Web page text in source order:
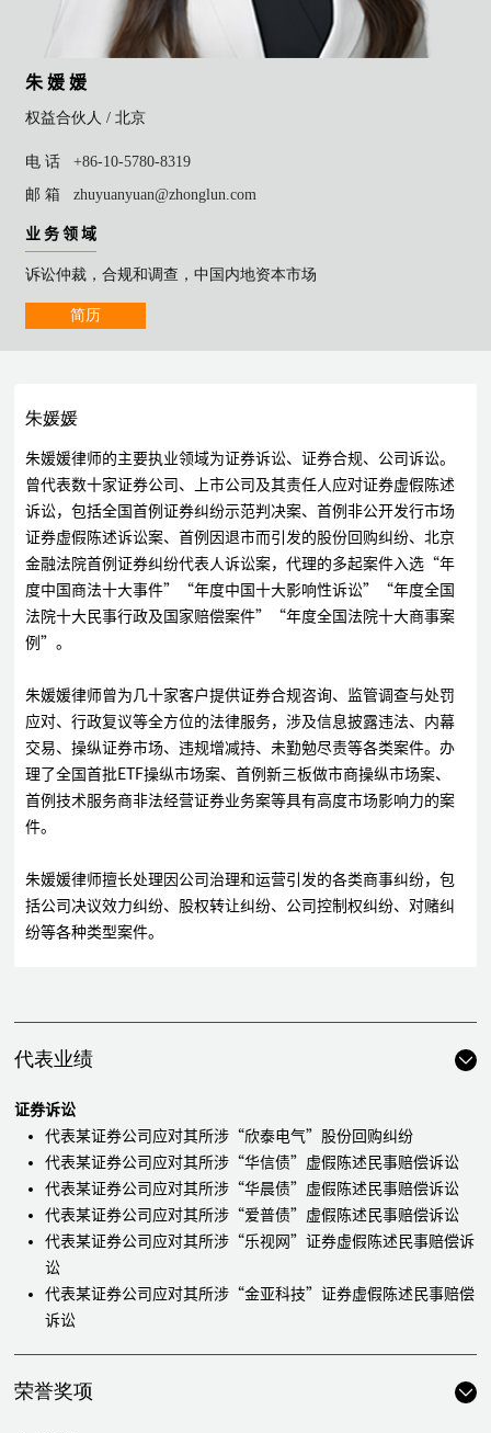
朱 媛 媛
权益合伙人 /北京
电 话
+86-10-5780-8319
邮 箱
zhuyuanyuan@zhonglun.com
业 务 领 域
诉讼仲裁，合规和调查，中国内地资本市场
简历
朱媛媛
朱媛媛律师的主要执业领域为证券诉讼、证券合规、公司诉讼。
曾代表数十家证券公司、上市公司及其责任人应对证券虚假陈述
诉讼，包括全国首例证券纠纷示范判决案、首例非公开发行市场
证券虚假陈述诉讼案、首例因退市而引发的股份回购纠纷、北京
金融法院首例证券纠纷代表人诉讼案，代理的多起案件入选“年
度中国商法十大事件”“年度中国十大影响性诉讼”“年度全国
法院十大民事行政及国家赔偿案件”“年度全国法院十大商事案
例”。
朱媛媛律师曾为几十家客户提供证券合规咨询、监管调查与处罚
应对、行政复议等全方位的法律服务，涉及信息披露违法、内幕
交易、操纵证券市场、违规增减持、未勤勉尽责等各类案件。办
理了全国首批ETF操纵市场案、首例新三板做市商操纵市场案、
首例技术服务商非法经营证券业务案等具有高度市场影响力的案
件。
朱媛媛律师擅长处理因公司治理和运营引发的各类商事纠纷，包
括公司决议效力纠纷、股权转让纠纷、公司控制权纠纷、对赌纠
纷等各种类型案件。
代表业绩
证券诉讼
代表某证券公司应对其所涉“欣泰电气”股份回购纠纷
代表某证券公司应对其所涉“华信债”虚假陈述民事赔偿诉讼
代表某证券公司应对其所涉“华晨债”虚假陈述民事赔偿诉讼
代表某证券公司应对其所涉“爱普债”虚假陈述民事赔偿诉讼
代表某证券公司应对其所涉“乐视网”证券虚假陈述民事赔偿诉
讼
代表某证券公司应对其所涉“金亚科技”证券虚假陈述民事赔偿
诉讼
代表某证券公司应对其所涉“宜华生活”股债虚假陈述民事赔偿
荣誉奖项